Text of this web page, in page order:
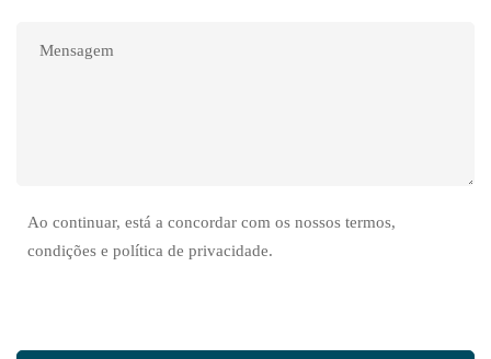
Ao continuar, está a concordar com os nossos termos,
condições e política de privacidade.